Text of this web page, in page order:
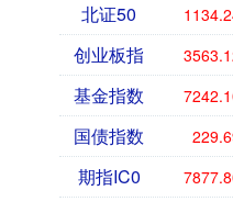
北证50
创业板指
基金指数
国债指数
期指IC0